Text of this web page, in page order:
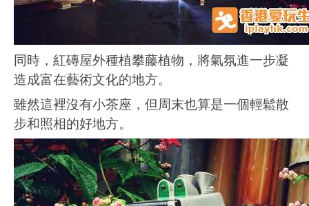
同時，紅磚屋外種植攀藤植物，將氣氛進一步凝
造成富在藝術文化的地方。
雖然這裡沒有小茶座，但周末也算是一個輕鬆散
步和照相的好地方。